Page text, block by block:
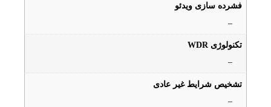
فشرده سازی ویدئو
–
تکنولوژی WDR
–
تشخیص شرایط غیر عادی
–